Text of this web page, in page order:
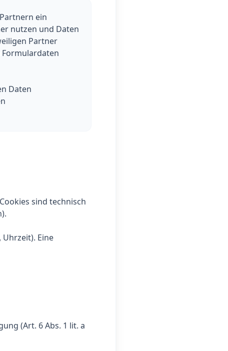
ein
nutzen und Daten
Partner
Daten
sind technisch
Eine
(Art. 6 Abs. 1 lit. a